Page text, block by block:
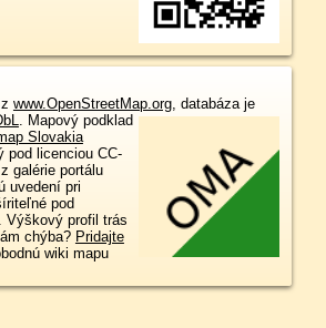
www.OpenStreetMap.org, databáza je
. Mapový podklad
Slovakia
pod licenciou CC-
galérie portálu
uvedení pri
pod
Výškový profil trás
chýba? Pridajte
wiki mapu